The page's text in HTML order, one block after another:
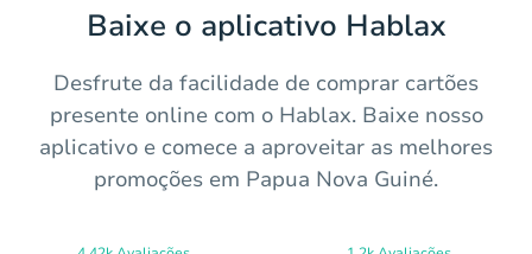
Baixe o aplicativo Hablax
Desfrute da facilidade de comprar cartões
presente online com o Hablax. Baixe nosso
aplicativo e comece a aproveitar as melhores
promoções em Papua Nova Guiné.